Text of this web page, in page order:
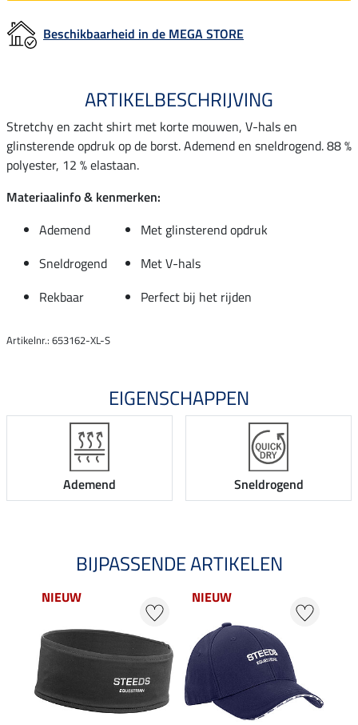
Beschikbaarheid in de MEGA STORE
ARTIKELBESCHRIJVING
Stretchy en zacht shirt met korte mouwen, V-hals en
glinsterende opdruk op de borst. Ademend en sneldrogend. 88 %
polyester, 12 % elastaan.
Materiaalinfo & kenmerken:
Ademend
Met glinsterend opdruk
Sneldrogend
Met V-hals
Rekbaar
Perfect bij het rijden
Artikelnr.: 653162-XL-S
EIGENSCHAPPEN
Ademend Sneldrogend
BIJPASSENDE ARTIKELEN
NIEUW NIEUW